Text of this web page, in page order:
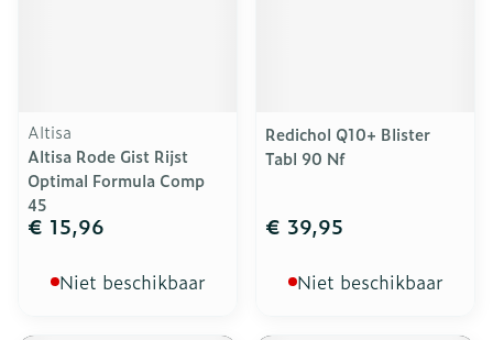
Altisa
Altisa Rode Gist Rijst
Optimal Formula Comp
45
€ 15,96
Niet beschikbaar
Redichol Q10+ Blister
Tabl 90 Nf
€ 39,95
Niet beschikbaar